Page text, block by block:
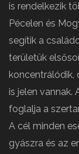
is rendelkezik
Pécelen és
segítik a
területük
koncentrálódik,
is jelen vannak.
foglalja a
A cél minden
gyászra és az